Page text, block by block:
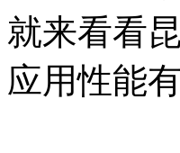
就来看看
应用性能